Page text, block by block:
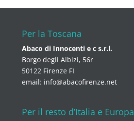
Per la Toscana
Abaco di Innocenti e c s.r.l.
Borgo degli Albizi, 56r
50122 Firenze FI
email: info@abacofirenze.net
Per il resto d’Italia e Europa